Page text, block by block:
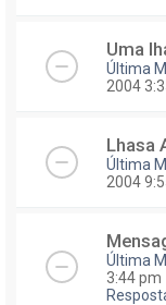
Uma
Última
2004
Lhasa
Última
2004
Última
3:44 pm